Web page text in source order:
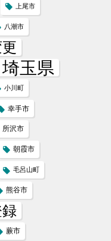
上尾市
八潮市
埼玉県
小川町
幸手市
所沢市
朝霞市
毛呂山町
熊谷市
蕨市